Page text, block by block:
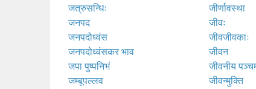
जत्रुसन्धिः
जनपद
जनपदोध्वंस
जनपदोध्वंसकर भाव
जपा पुष्पनिभं
जम्बूपल्लव
जीर्णावस्था
जीवः
जीवजीवकाः
जीवन
जीवनीय
जीवन्मुक्ति